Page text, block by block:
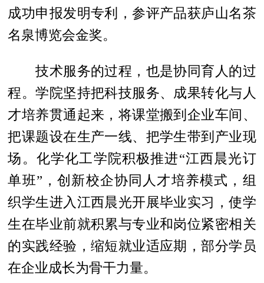
成功申报发明专利，参评产品获庐山名茶
名泉博览会金奖。
技术服务的过程，也是协同育人的过
程。学院坚持把科技服务、成果转化与人
才培养贯通起来，将课堂搬到企业车间、
把课题设在生产一线、把学生带到产业现
场。化学化工学院积极推进“江西晨光订
单班”，创新校企协同人才培养模式，组
织学生进入江西晨光开展毕业实习，使学
生在毕业前就积累与专业和岗位紧密相关
的实践经验，缩短就业适应期，部分学员
在企业成长为骨干力量。